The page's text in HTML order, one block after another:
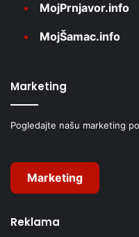
MojPrnjavor.info
MojŠamac.info
Marketing
Pogledajte našu marketing
Marketing
Reklama